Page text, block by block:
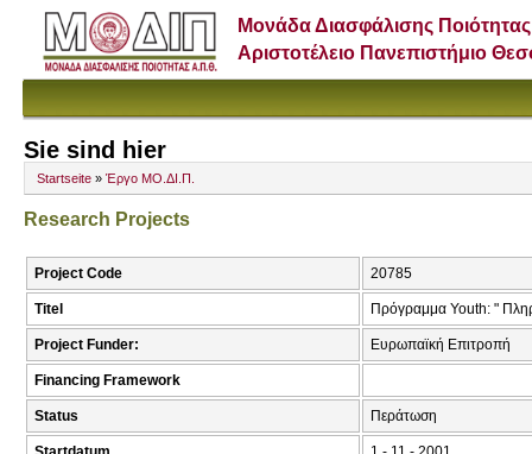
Μονάδα Διασφάλισης Ποιότητας
Αριστοτέλειο Πανεπιστήμιο
Sie sind hier
Startseite » Έργο ΜΟ.ΔΙ.Π.
Research Projects
Project Code 20785
Titel Πρόγραμμα Youth: "
Project Funder: Ευρωπαϊκή Επιτροπή
Financing Framework
Status Περάτωση